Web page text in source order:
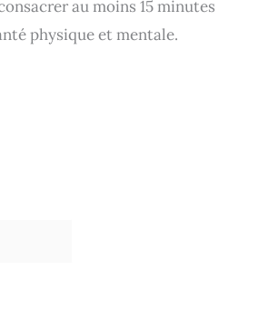
au moins 15 minutes
physique et mentale.